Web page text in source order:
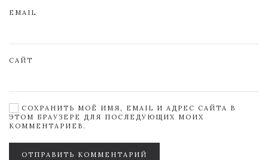
EMAIL
САЙТ
СОХРАНИТЬ МОЁ ИМЯ, EMAIL И АДРЕС САЙТА В
ЭТОМ БРАУЗЕРЕ ДЛЯ ПОСЛЕДУЮЩИХ МОИХ
КОММЕНТАРИЕВ.
ОТПРАВИТЬ КОММЕНТАРИЙ